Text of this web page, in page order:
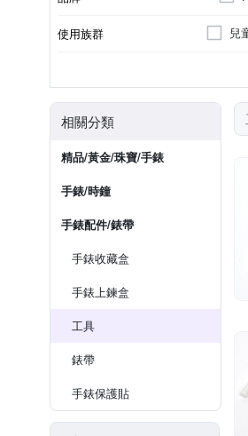
使用族群 兒
相關分類
精品/黃金/珠寶/手錶
手錶/時鐘
手錶配件/錶帶
手錶收藏盒
手錶上鍊盒
工具
錶帶
手錶保護貼